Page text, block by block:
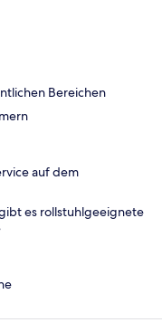
Bereichen
auf dem
es rollstuhlgeeignete